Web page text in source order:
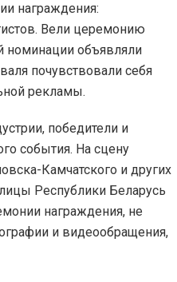
награждения:
Вели церемонию
номинации объявляли
почувствовали себя
рекламы.
победители и
события. На сцену
Камчатского и других
Республики Беларусь
награждения, не
и видеообращения,